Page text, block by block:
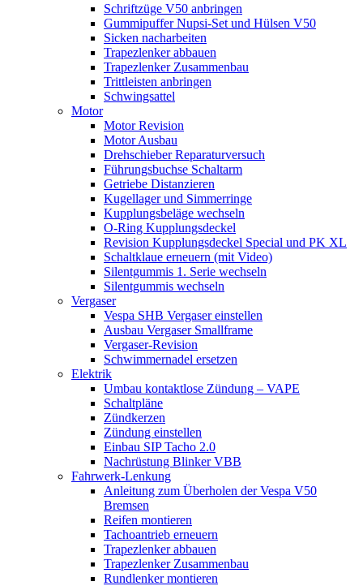
Schriftzüge V50 anbringen
Gummipuffer Nupsi-Set und Hülsen V50
Sicken nacharbeiten
Trapezlenker abbauen
Trapezlenker Zusammenbau
Trittleisten anbringen
Schwingsattel
Motor
Motor Revision
Motor Ausbau
Drehschieber Reparaturversuch
Führungsbuchse Schaltarm
Getriebe Distanzieren
Kugellager und Simmerringe
Kupplungsbeläge wechseln
O-Ring Kupplungsdeckel
Revision Kupplungsdeckel Special und PK XL
Schaltklaue erneuern (mit Video)
Silentgummis 1. Serie wechseln
Silentgummis wechseln
Vergaser
Vespa SHB Vergaser einstellen
Ausbau Vergaser Smallframe
Vergaser-Revision
Schwimmernadel ersetzen
Elektrik
Umbau kontaktlose Zündung – VAPE
Schaltpläne
Zündkerzen
Zündung einstellen
Einbau SIP Tacho 2.0
Nachrüstung Blinker VBB
Fahrwerk-Lenkung
Anleitung zum Überholen der Vespa V50
Bremsen
Reifen montieren
Tachoantrieb erneuern
Trapezlenker abbauen
Trapezlenker Zusammenbau
Rundlenker montieren